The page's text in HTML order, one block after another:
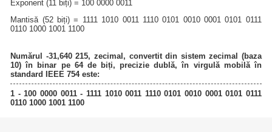
Exponent (11 biți) = 100 0000 0011
Mantisă (52 biți) = 1111 1010 0011 1110 0101 0010 0001 0101 0111
0110 1000 1001 1100
Numărul -31,640 215, zecimal, convertit din sistem zecimal (baza
10) în binar pe 64 de biți, precizie dublă, în virgulă mobilă în
standard IEEE 754 este:
1 - 100 0000 0011 - 1111 1010 0011 1110 0101 0010 0001 0101 0111
0110 1000 1001 1100